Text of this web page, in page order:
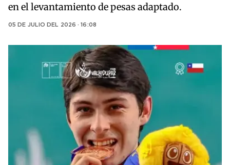
en el levantamiento de pesas adaptado.
05 DE JULIO DEL 2026 · 16:08